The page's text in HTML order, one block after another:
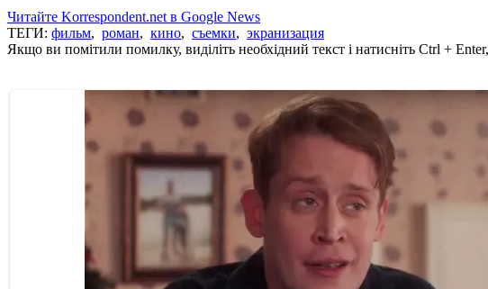
Читайте Korrespondent.net в Google News
ТЕГИ: фильм, роман, кино, съемки, экранизация
Якщо ви помітили помилку, виділіть необхідний текст і натисніть Ctrl +